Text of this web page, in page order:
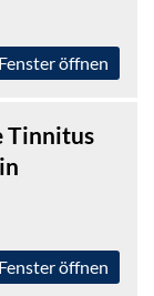
öffnen
Tinnitus
öffnen